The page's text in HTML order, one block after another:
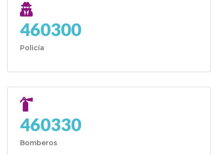
460300
Policía
460330
Bomberos